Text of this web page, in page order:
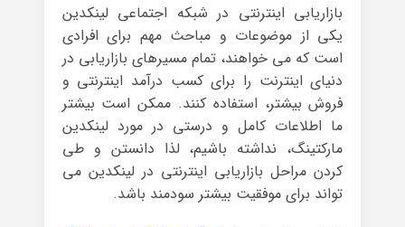
بازاریابی اینترنتی در شبکه اجتماعی لینکدین
یکی از موضوعات و مباحث مهم برای افرادی
است که می خواهند، تمام مسیرهای بازاریابی در
دنیای اینترنت را برای کسب درآمد اینترنتی و
فروش بیشتر، استفاده کنند. ممکن است بیشتر
ما اطلاعات کامل و درستی در مورد لینکدین
مارکتینگ، نداشته باشیم، لذا دانستن و طی
کردن مراحل بازاریابی اینترنتی در لینکدین می
تواند برای موفقیت بیشتر سودمند باشد.